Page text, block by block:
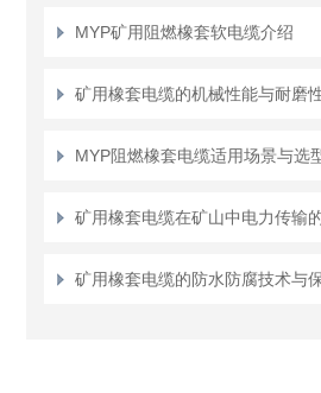
MYP矿用阻燃橡套软电缆介绍